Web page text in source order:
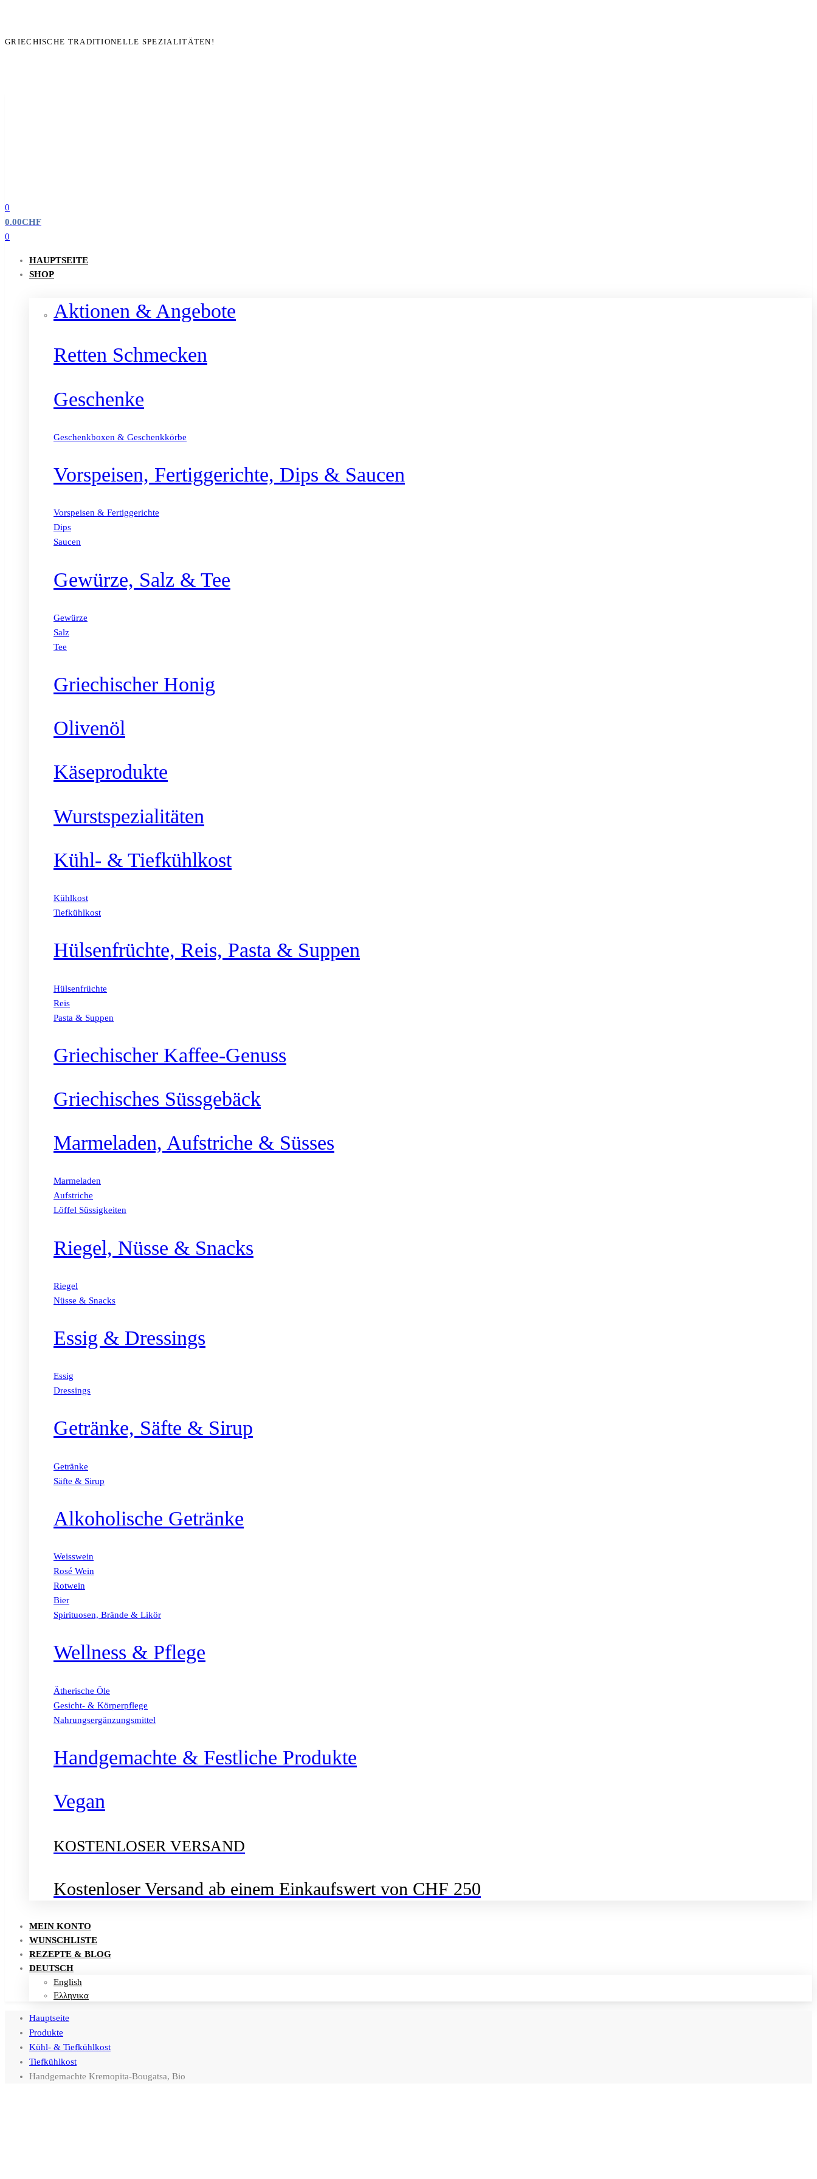
GRIECHISCHE TRADITIONELLE SPEZIALITÄTEN!
0
0.00CHF
0
HAUPTSEITE
SHOP
Aktionen & Angebote
Retten Schmecken
Geschenke
Geschenkboxen & Geschenkkörbe
Vorspeisen, Fertiggerichte, Dips & Saucen
Vorspeisen & Fertiggerichte
Dips
Saucen
Gewürze, Salz & Tee
Gewürze
Salz
Tee
Griechischer Honig
Olivenöl
Käseprodukte
Wurstspezialitäten
Kühl- & Tiefkühlkost
Kühlkost
Tiefkühlkost
Hülsenfrüchte, Reis, Pasta & Suppen
Hülsenfrüchte
Reis
Pasta & Suppen
Griechischer Kaffee-Genuss
Griechisches Süssgebäck
Marmeladen, Aufstriche & Süsses
Marmeladen
Aufstriche
Löffel Süssigkeiten
Riegel, Nüsse & Snacks
Riegel
Nüsse & Snacks
Essig & Dressings
Essig
Dressings
Getränke, Säfte & Sirup
Getränke
Säfte & Sirup
Alkoholische Getränke
Weisswein
Rosé Wein
Rotwein
Bier
Spirituosen, Brände & Likör
Wellness & Pflege
Ätherische Öle
Gesicht- & Körperpflege
Nahrungsergänzungsmittel
Handgemachte & Festliche Produkte
Vegan
KOSTENLOSER VERSAND
Kostenloser Versand ab einem Einkaufswert von CHF 250
MEIN KONTO
WUNSCHLISTE
REZEPTE & BLOG
DEUTSCH
English
Ελληνικα
Hauptseite
Produkte
Kühl- & Tiefkühlkost
Tiefkühlkost
Handgemachte Kremopita-Bougatsa, Bio